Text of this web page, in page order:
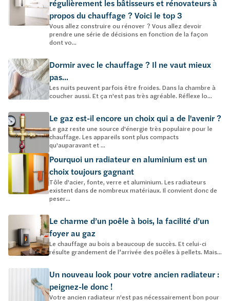
régulièrement les bâtisseurs et rénovateurs à
propos du chauffage ? Voici le top 3
Vous allez construire ou rénover ? Vous allez devoir
prendre une série de décisions en fonction de la façon
dont vo...
Dormir avec le chauffage ? Il ne vaut mieux
pas...
Les nuits peuvent parfois être froides. Dans la chambre à
coucher aussi. Et ça n'est pas très agréable. Réflexe lo...
Le gaz est-il encore un choix qui a de l'avenir ?
Le gaz reste une source d'énergie très populaire pour le
chauffage. Les appareils sont plus compacts
qu'auparavant et ...
Pourquoi un radiateur en aluminium est un
choix toujours gagnant
Tôle d'acier, fonte, verre et aluminium. Les radiateurs
existent dans de nombreux matériaux. Il convient donc de
peser...
Le charme d’un poêle à bois, la facilité d’un
foyer au gaz
Le chauffage au bois a beaucoup de succès. Et celui-ci
résulte grandement de l’arrivée des poêles à pellets. Mais...
Un nouveau look pour votre ancien radiateur :
peignez-le donc !
Votre ancien radiateur n'est pas nécessairement bon pour